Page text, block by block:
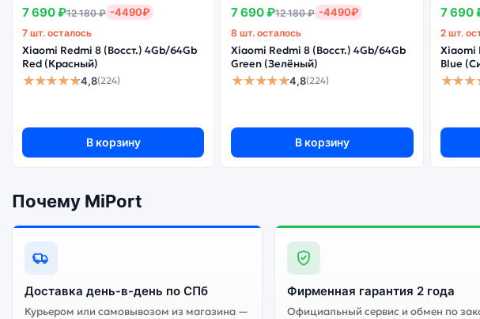
Существует китайская и глобальная версия смартфона Xiaomi Redmi Note 8 (Восст.) 4Gb/64Gb Blue (Синий). Мы рекомендуем выбирать глобальной версию — она полностью
адаптирована и поддерживает все сервисы. Китайская версия может стоить
7 690 ₽12 180 ₽ -4490₽
7 шт. осталось
Xiaomi Redmi 8 (Восст.) 4Gb/64Gb
Red (Красный)
★★★★★4,8(224)
В корзину
7 690 ₽12 180 ₽ -4490₽
8 шт. осталось
Xiaomi Redmi 8 (Восст.) 4Gb/64Gb
Green (Зелёный)
★★★★★4,8(224)
В корзину
7 690
2 шт.
Xiaomi
Blue
Почему MiPort
Доставка день-в-день по СПб
Курьером или самовывозом из магазина —
Фирменная гарантия 2 года
Официальный сервис и обмен по